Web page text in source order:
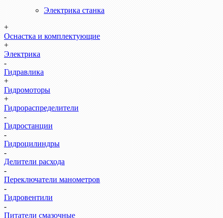
Электрика станка
+
Оснастка и комплектующие
+
Электрика
-
Гидравлика
+
Гидромоторы
+
Гидрораспределители
-
Гидростанции
-
Гидроцилиндры
-
Делители расхода
-
Переключатели манометров
-
Гидровентили
-
Питатели смазочные